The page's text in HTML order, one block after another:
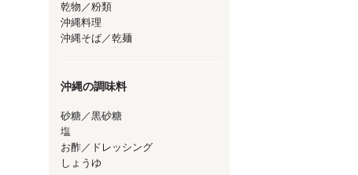
乾物／粉類
沖縄料理
沖縄そば／乾麺
沖縄の調味料
砂糖／黒砂糖
塩
お酢／ドレッシング
しょうゆ